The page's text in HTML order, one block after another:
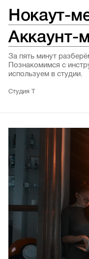
Нокаут-
Аккаунт-
За пять минут
Познакомимся с
используем в студии.
Студия Т